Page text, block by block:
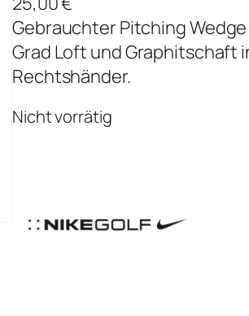
Gebrauchter Pitching
Grad Loft und Graphitschaft
Rechtshänder.
Nicht vorrätig